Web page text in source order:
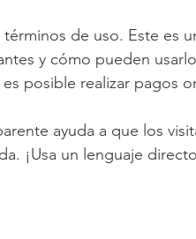
de uso. Este es
y cómo pueden
posible realizar pagos
ayuda a que los
¡Usa un lenguaje